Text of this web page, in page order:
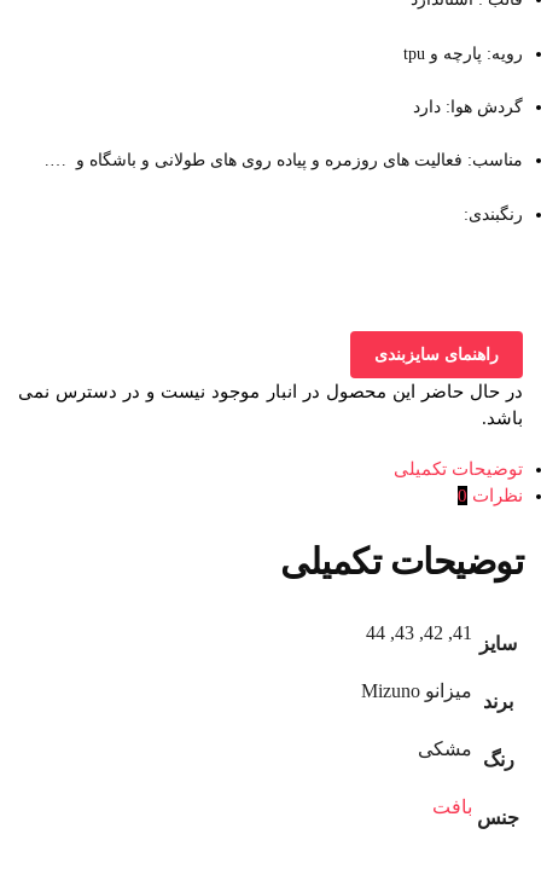
رویه: پارچه و tpu
گردش هوا: دارد
مناسب: فعالیت های روزمره و پیاده روی های طولانی و باشگاه و ….
رنگبندی:
راهنمای سایزبندی
در حال حاضر این محصول در انبار موجود نیست و در دسترس نمی
باشد.
توضیحات تکمیلی
نظرات 0
توضیحات تکمیلی
سایز
41, 42, 43, 44
برند
میزانو Mizuno
رنگ
مشکی
جنس
بافت